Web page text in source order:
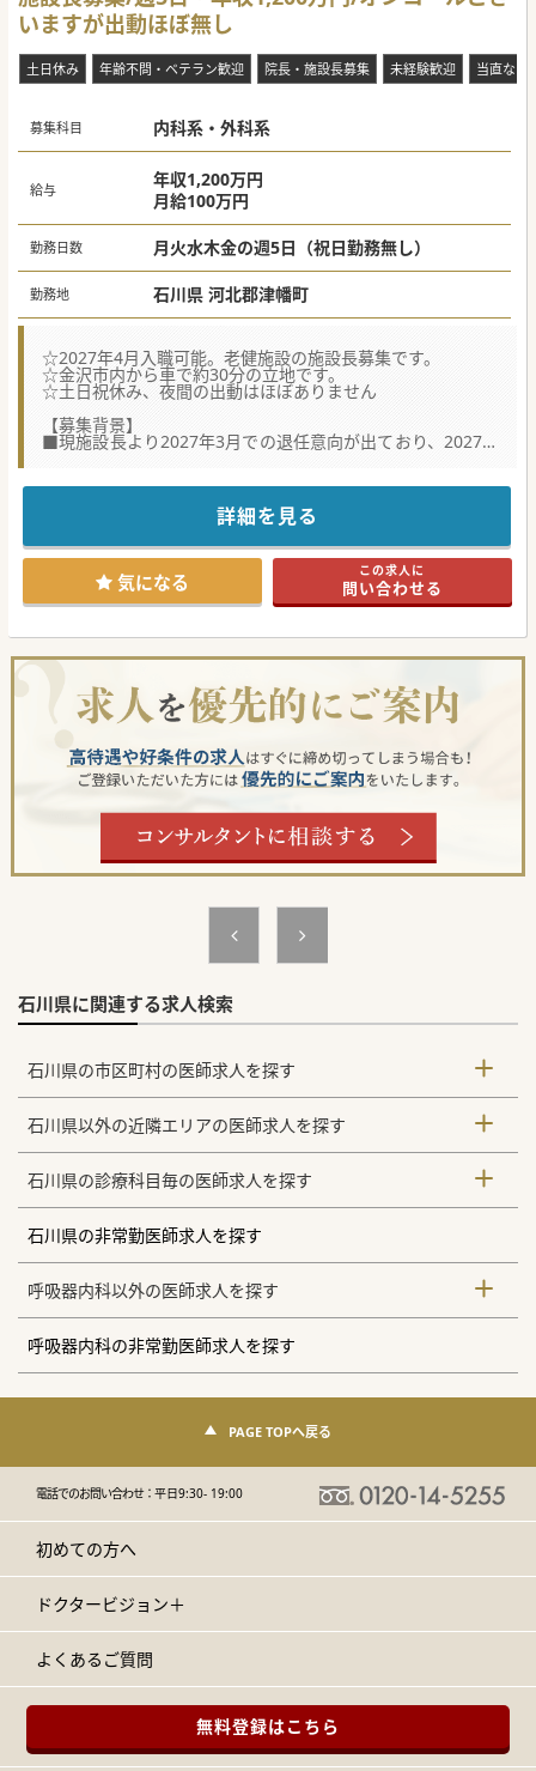
いますが出動ほぼ無し
土日休み 年齢不問・ベテラン歓迎 院長・施設長募集 未経験歓迎 当直なし
募集科目 内科系・外科系
給与
年収1,200万円
月給100万円
勤務日数 月火水木金の週5日（祝日勤務無し）
勤務地 石川県 河北郡津幡町
☆2027年4月入職可能。老健施設の施設長募集です。
☆金沢市内から車で約30分の立地です。
☆土日祝休み、夜間の出動はほぼありません
【募集背景】
■現施設長より2027年3月での退任意向が出ており、2027年
4月からご入職いただける後任施設長の募集となります。
や老健施設でのご勤務経験が無くてもご応募いただけます。
■法人としての定年は60歳、再雇用70歳と定めております
が、ご健康であれば定年を超えたご年齢でもご応募いただけ
ます。
【業務内容】
■老健施設の入所者の回診、処方がメインとなりますが、施
設長として会議参加や主治医意見書作成等の業務もございま
■勤務時間内で併設した特別養護老人ホームにおける健康診
察も、嘱託医が出務日以外の日程でお願いする場合がござい
■オンコール対応はお願いしておりますが、看護師はできる
だけコールを減らしたい意向ですので、実際の件数は少ない
です。
【医療機関情報】
■グループ法人として、北陸エリアに医療機関、特別養護老
人ホーム、介護老人保健施設等を運営しております。
■特別養護老人ホームが併設されているため、介護老人保健
施設には終末期の入居様はおらず、お看取りはほぼありませ
■入所定員100名未満の施設ですが、常勤の介護スタッフが
多く配置されており、急な呼び出しも少なく穏やかな環境で
詳細を見る
気になる この求人に
問い合わせる
石川県に関連する求人検索
石川県の市区町村の医師求人を探す
石川県以外の近隣エリアの医師求人を探す
石川県の診療科目毎の医師求人を探す
石川県の非常勤医師求人を探す
呼吸器内科以外の医師求人を探す
呼吸器内科の非常勤医師求人を探す
PAGE TOPへ戻る
電話でのお問い合わせ：平日9:30- 19:00
初めての方へ
ドクタービジョン＋
よくあるご質問
無料登録はこちら